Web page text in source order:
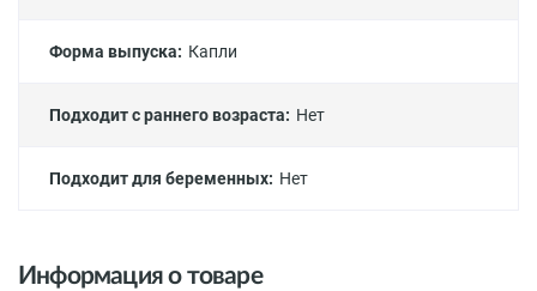
Форма выпуска: Капли
Подходит с раннего возраста: Нет
Подходит для беременных: Нет
Информация о товаре